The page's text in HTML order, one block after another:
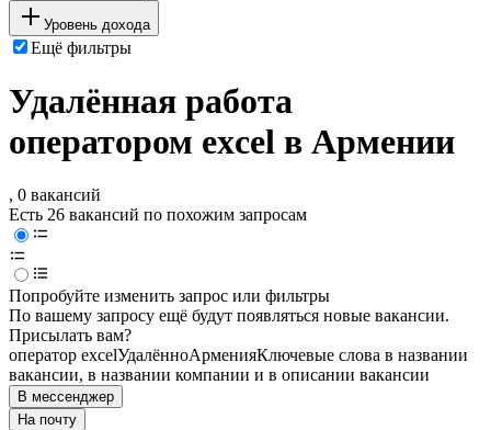
Уровень дохода
Ещё фильтры
Удалённая работа
оператором excel в Армении
, 0 вакансий
Есть 26 вакансий по похожим запросам
Попробуйте изменить запрос или фильтры
По вашему запросу ещё будут появляться новые вакансии.
Присылать вам?
оператор excelУдалённоАрменияКлючевые слова в названии
вакансии, в названии компании и в описании вакансии
В мессенджер
На почту